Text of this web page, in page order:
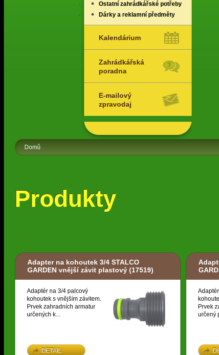
Ostatní zahrádkářské potřeby
Dárky a reklamní předměty
Kalendárium
Zahrádkářská
poradna
E-mailový
zpravodaj
Domů
Produkty
Adapter na kohoutek 3/4 STALCO
GARDEN vnější závit plastový (17519)
Adaptér na 3/4 palcový
kohoutek s vnějším závitem.
Prvek zahradních armatur
určených k...
DETAIL
Prvek
určený